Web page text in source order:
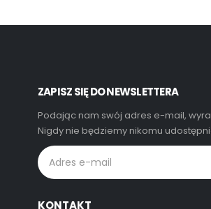
ZAPISZ SIĘ DO NEWSLETTERA
Podając nam swój adres e-mail,
Nigdy nie będziemy nikomu
KONTAKT